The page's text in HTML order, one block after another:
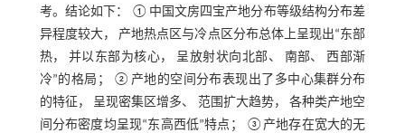
考。结论如下： ①中国文房四宝产地分布等级结构分布差
异程度较大， 产地热点区与冷点区分布总体上呈现出“东部
热， 并以东部为核心， 呈放射状向北部、 南部、 西部渐
冷”的格局； ②产地的空间分布表现出了多中心集群分布
的特征， 呈现密集区增多、 范围扩大趋势， 各种类产地空
间分布密度均呈现“东高西低”特点； ③产地存在宽大的无